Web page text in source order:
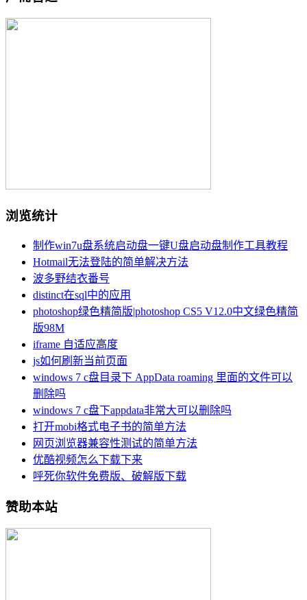
浏览统计
制作win7u盘系统启动盘一键U盘启动盘制作工具教程
Hotmail无法登陆的简单解决方法
波多野结衣番号
distinct在sql中的应用
photoshop绿色精简版|photoshop CS5 V12.0中文绿色精简
版98M
iframe 自适应高度
js如何刷新当前页面
windows 7 c盘目录下 AppData roaming 里面的文件可以
删除吗
windows 7 c盘下appdata非常大可以删除吗
打开mobi格式电子书的简单方法
网页浏览器兼容性测试的简单方法
优酷视频怎么下载下来
呼死你软件免费版、破解版下载
赞助本站